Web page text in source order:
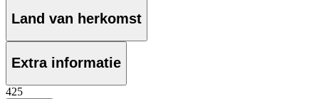
Land van herkomst
Extra informatie
425